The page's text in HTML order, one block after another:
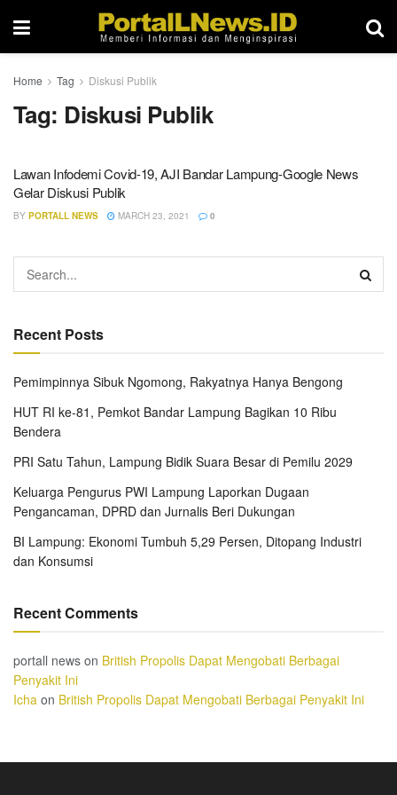
Home Tag Diskusi Publik
Tag: Diskusi Publik
Lawan Infodemi Covid-19, AJI Bandar Lampung-Google News
Gelar Diskusi Publik
BY PORTALL NEWS MARCH 23, 2021 0
Recent Posts
Pemimpinnya Sibuk Ngomong, Rakyatnya Hanya Bengong
HUT RI ke-81, Pemkot Bandar Lampung Bagikan 10 Ribu
Bendera
PRI Satu Tahun, Lampung Bidik Suara Besar di Pemilu 2029
Keluarga Pengurus PWI Lampung Laporkan Dugaan
Pengancaman, DPRD dan Jurnalis Beri Dukungan
BI Lampung: Ekonomi Tumbuh 5,29 Persen, Ditopang Industri
dan Konsumsi
Recent Comments
portall news on British Propolis Dapat Mengobati Berbagai
Penyakit Ini
Icha on British Propolis Dapat Mengobati Berbagai Penyakit Ini